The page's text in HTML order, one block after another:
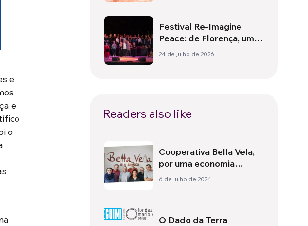
e
e
o
Festival Re-Imagine
Peace: de Florença, um
hino à paz
24 de julho de 2026
Readers also like
Cooperativa Bella Vela,
por uma economia
circular
6 de julho de 2024
O Dado da Terra